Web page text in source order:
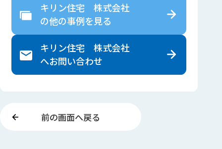
キリン住宅 株式会社
の他の事例を見る
キリン住宅 株式会社
へお問い合わせ
前の画面へ戻る